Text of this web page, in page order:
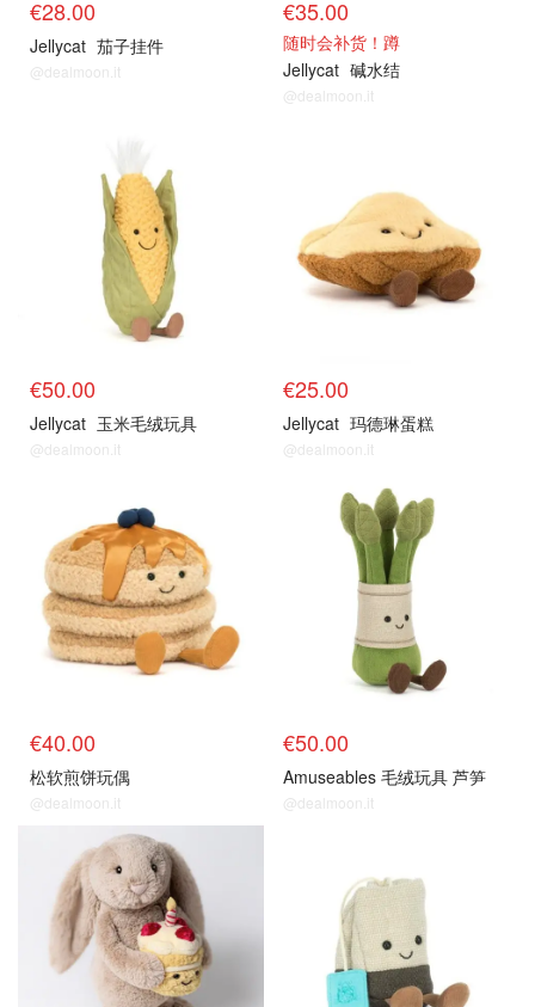
€28.00
Jellycat 茄子挂件
@dealmoon.it
€35.00
随时会补货！蹲
Jellycat 碱水结
@dealmoon.it
€50.00
Jellycat 玉米毛绒玩具
@dealmoon.it
€25.00
Jellycat 玛德琳蛋糕
@dealmoon.it
€40.00
松软煎饼玩偶
@dealmoon.it
€50.00
Amuseables 毛绒玩具 芦笋
@dealmoon.it